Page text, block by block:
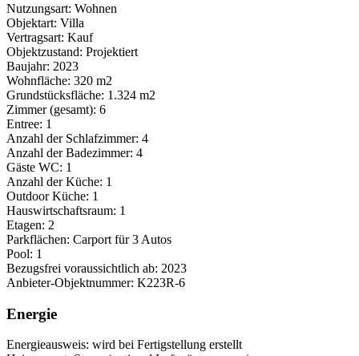
Nutzungsart: Wohnen
Objektart: Villa
Vertragsart: Kauf
Objektzustand: Projektiert
Baujahr: 2023
Wohnfläche: 320 m2
Grundstücksfläche: 1.324 m2
Zimmer (gesamt): 6
Entree: 1
Anzahl der Schlafzimmer: 4
Anzahl der Badezimmer: 4
Gäste WC: 1
Anzahl der Küche: 1
Outdoor Küche: 1
Hauswirtschaftsraum: 1
Etagen: 2
Parkflächen: Carport für 3 Autos
Pool: 1
Bezugsfrei voraussichtlich ab: 2023
Anbieter-Objektnummer: K223R-6
Energie
Energieausweis: wird bei Fertigstellung erstellt